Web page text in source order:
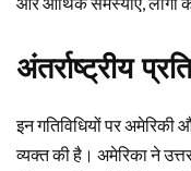
अंतर्राष्ट्रीय
इन गतिविधियों पर अमेरिकी
व्यक्त की है। अमेरिका ने